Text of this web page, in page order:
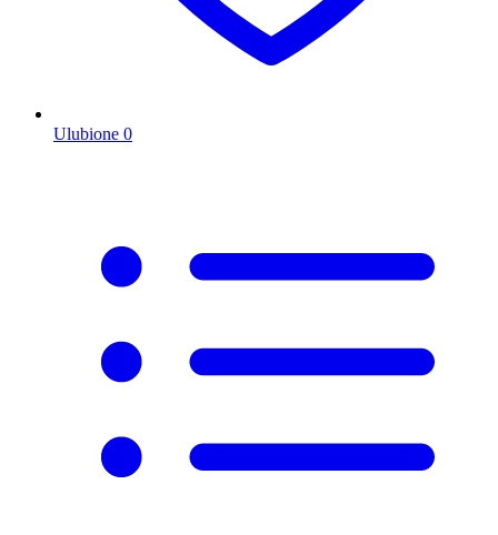
Ulubione 0